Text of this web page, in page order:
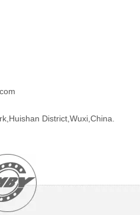
District,Wuxi,China.